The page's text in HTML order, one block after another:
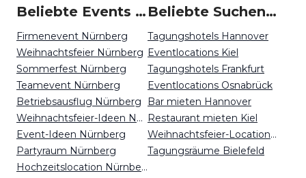
Beliebte Events in Nürnberg
Firmenevent Nürnberg
Weihnachtsfeier Nürnberg
Sommerfest Nürnberg
Teamevent Nürnberg
Betriebsausflug Nürnberg
Weihnachtsfeier-Ideen Nürnberg
Event-Ideen Nürnberg
Partyraum Nürnberg
Hochzeitslocation Nürnberg
Beliebte Suchen auf Event Inc
Tagungshotels Hannover
Eventlocations Kiel
Tagungshotels Frankfurt
Eventlocations Osnabrück
Bar mieten Hannover
Restaurant mieten Kiel
Weihnachtsfeier-Locations Hannover
Tagungsräume Bielefeld